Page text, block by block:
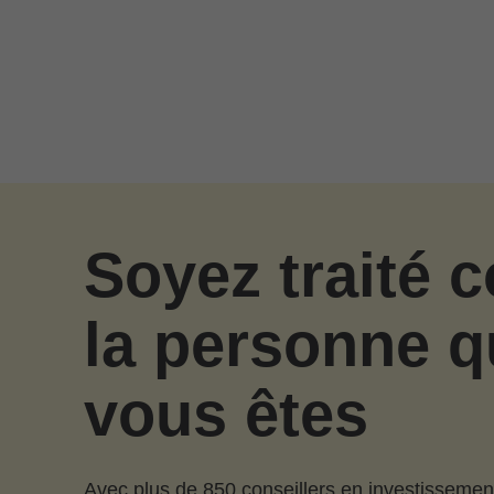
Soyez traité
la personne
vous êtes
Avec plus de 850 conseillers en